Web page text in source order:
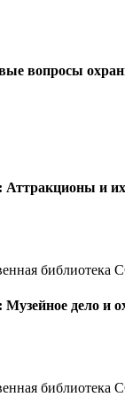
вопросы
Аттракционы и
Музейное дело и